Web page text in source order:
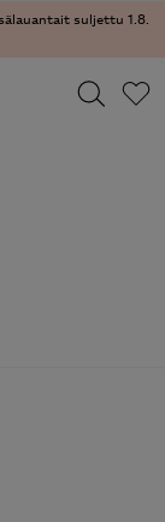
suljettu 1.8.